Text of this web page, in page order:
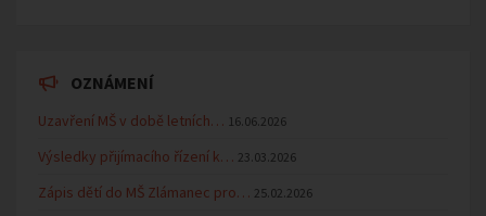
OZNÁMENÍ
Uzavření MŠ v době letních… 16.06.2026
Výsledky přijímacího řízení k… 23.03.2026
Zápis dětí do MŠ Zlámanec pro… 25.02.2026